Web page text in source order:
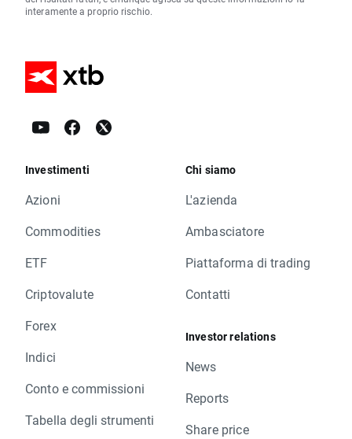
interamente a proprio rischio.
Investimenti
Azioni
Commodities
ETF
Criptovalute
Forex
Indici
Conto e commissioni
Tabella degli strumenti
Chi siamo
L'azienda
Ambasciatore
Piattaforma di trading
Contatti
Investor relations
News
Reports
Share price